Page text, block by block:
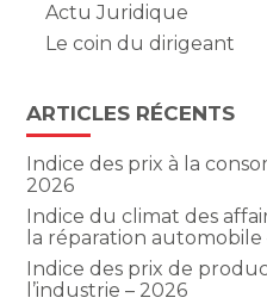
Actu Juridique
Le coin du dirigeant
ARTICLES RÉCENTS
Indice des prix à la
2026
Indice du climat des
la réparation automobile
Indice des prix de
l’industrie – 2026